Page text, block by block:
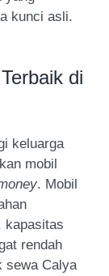
kunci asli.
di
keluarga
mobil
. Mobil
kapasitas
rendah
sewa Calya